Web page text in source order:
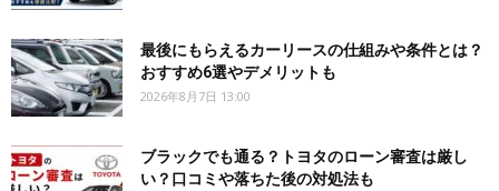
最後にもらえるカーリースの仕組みや条件とは？
おすすめ6選やデメリットも
2026年8月7日 13:00
ブラックでも通る？トヨタのローン審査は厳し
い？口コミや落ちた後の対処法も